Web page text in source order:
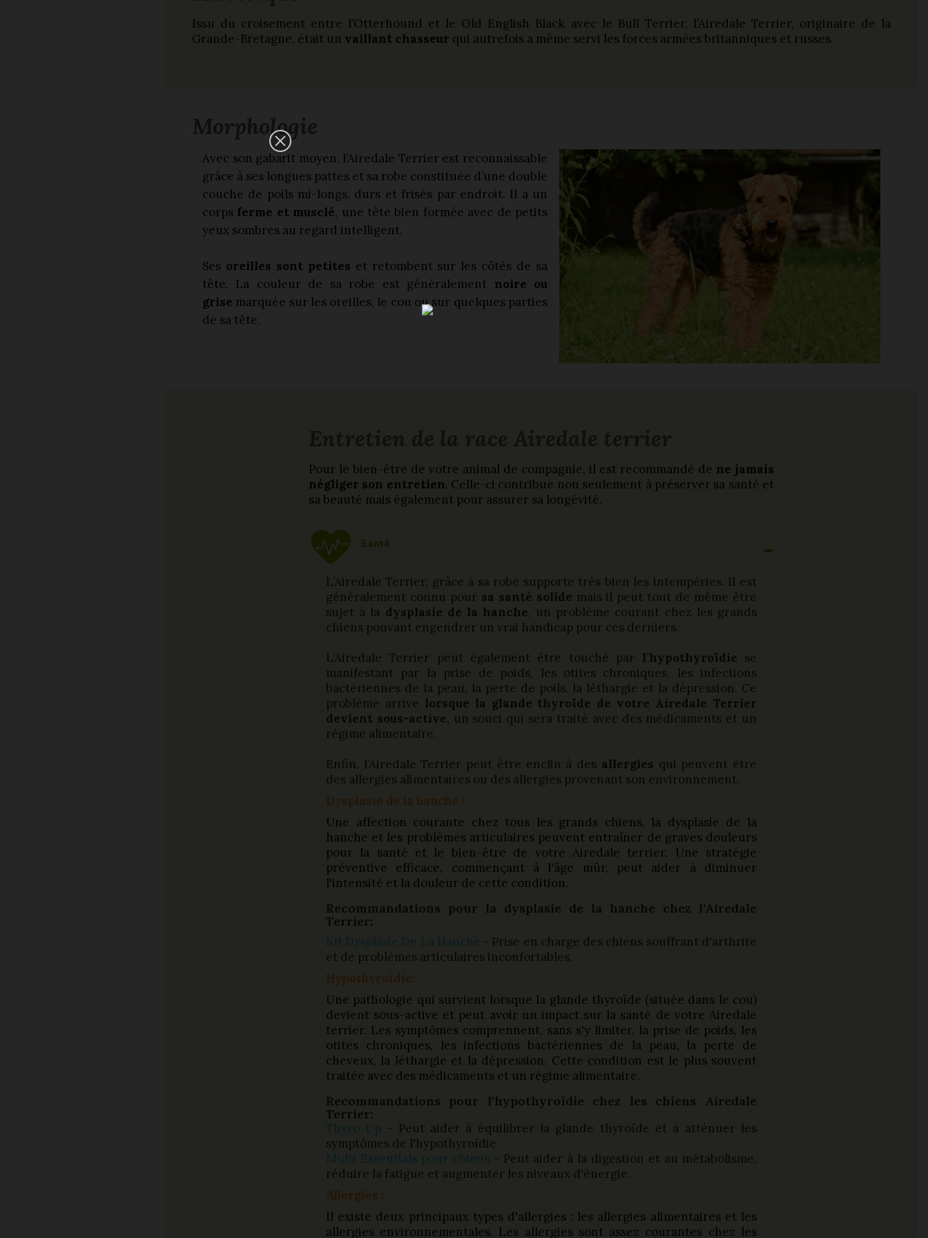
Issu du croisement entre l’Otterhound et le Old English Black avec le Bull Terrier, l’Airedale Terrier, originaire de la
Grande-Bretagne, était un vaillant chasseur qui autrefois a même servi les forces armées britanniques et russes.
Morphologie
Avec son gabarit moyen, l’Airedale Terrier est reconnaissable
grâce à ses longues pattes et sa robe constituée d’une double
couche de poils mi-longs, durs et frisés par endroit. Il a un
corps ferme et musclé, une tête bien formée avec de petits
yeux sombres au regard intelligent.
Ses oreilles sont petites et retombent sur les côtés de sa
tête. La couleur de sa robe est généralement noire ou
grise marquée sur les oreilles, le cou ou sur quelques parties
de sa tête.
Pour le bien-être de votre animal de compagnie, il est recommandé de ne jamais
négliger son entretien. Celle-ci contribue non seulement à préserver sa santé et
sa beauté mais également pour assurer sa longévité.
Santé
L’Airedale Terrier, grâce à sa robe supporte très bien les intempéries. Il est
généralement connu pour sa santé solide mais il peut tout de même être
sujet à la dysplasie de la hanche, un problème courant chez les grands
chiens pouvant engendrer un vrai handicap pour ces derniers.
L’Airedale Terrier peut également être touché par l’hypothyroïdie se
manifestant par la prise de poids, les otites chroniques, les infections
bactériennes de la peau, la perte de poils, la léthargie et la dépression. Ce
problème arrive lorsque la glande thyroïde de votre Airedale Terrier
devient sous-active, un souci qui sera traité avec des médicaments et un
régime alimentaire.
Enfin, l’Airedale Terrier peut être enclin à des allergies qui peuvent être
des allergies alimentaires ou des allergies provenant son environnement.
Dysplasie de la hanche :
Une affection courante chez tous les grands chiens, la dysplasie de la
hanche et les problèmes articulaires peuvent entraîner de graves douleurs
pour la santé et le bien-être de votre Airedale terrier. Une stratégie
préventive efficace, commençant à l'âge mûr, peut aider à diminuer
l'intensité et la douleur de cette condition.
Recommandations pour la dysplasie de la hanche chez l'Airedale
Terrier:
Kit Dysplasie De La Hanche - Prise en charge des chiens souffrant d'arthrite
et de problèmes articulaires inconfortables.
Hypothyroïdie:
Une pathologie qui survient lorsque la glande thyroïde (située dans le cou)
devient sous-active et peut avoir un impact sur la santé de votre Airedale
terrier. Les symptômes comprennent, sans s'y limiter, la prise de poids, les
otites chroniques, les infections bactériennes de la peau, la perte de
cheveux, la léthargie et la dépression. Cette condition est le plus souvent
traitée avec des médicaments et un régime alimentaire.
Recommandations pour l'hypothyroïdie chez les chiens Airedale
Terrier:
Thyro-Up - Peut aider à équilibrer la glande thyroïde et à atténuer les
symptômes de l'hypothyroïdie
Multi Essentials pour chiens - Peut aider à la digestion et au métabolisme,
réduire la fatigue et augmenter les niveaux d'énergie.
Allergies :
Il existe deux principaux types d'allergies : les allergies alimentaires et les
allergies environnementales. Les allergies sont assez courantes chez les